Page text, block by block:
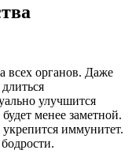
всех органов. Даже
улучшится
менее заметной.
иммунитет.